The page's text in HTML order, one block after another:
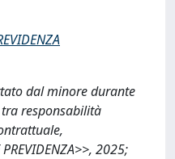
dal minore durante
responsabilità
PREVIDENZA>>, 2025;